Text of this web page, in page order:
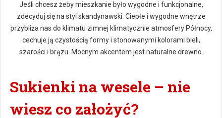
Jeśli chcesz żeby mieszkanie było wygodne i funkcjonalne,
zdecyduj się na styl skandynawski. Ciepłe i wygodne wnętrze
przybliża nas do klimatu zimnej klimatycznie atmosfery Północy,
cechuje ją czystością formy i stonowanymi kolorami bieli,
szarości i brązu. Mocnym akcentem jest naturalne drewno.
Sukienki na wesele – nie
wiesz co założyć?